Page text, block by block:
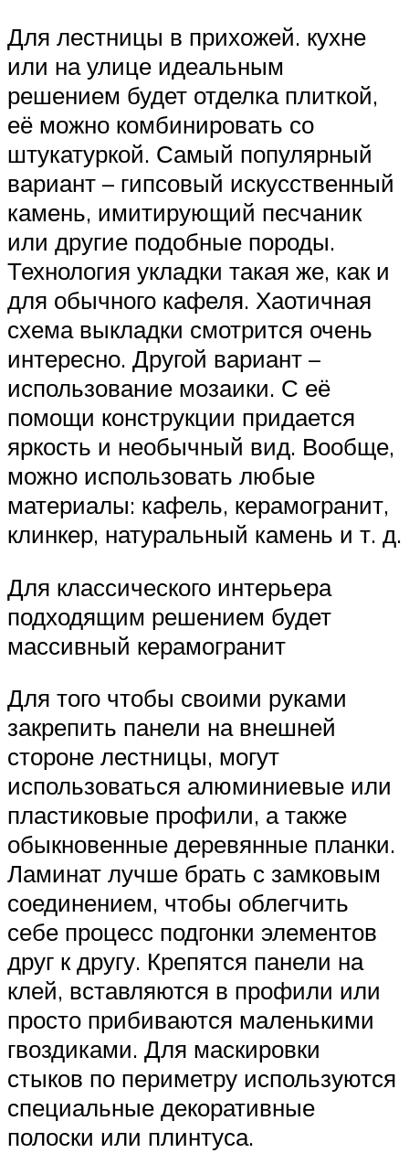
Для лестницы в прихожей. кухне
или на улице идеальным
решением будет отделка плиткой,
её можно комбинировать со
штукатуркой. Самый популярный
вариант – гипсовый искусственный
камень, имитирующий песчаник
или другие подобные породы.
Технология укладки такая же, как и
для обычного кафеля. Хаотичная
схема выкладки смотрится очень
интересно. Другой вариант –
использование мозаики. С её
помощи конструкции придается
яркость и необычный вид. Вообще,
можно использовать любые
материалы: кафель, керамогранит,
клинкер, натуральный камень и т. д.
Для классического интерьера
подходящим решением будет
массивный керамогранит
Для того чтобы своими руками
закрепить панели на внешней
стороне лестницы, могут
использоваться алюминиевые или
пластиковые профили, а также
обыкновенные деревянные планки.
Ламинат лучше брать с замковым
соединением, чтобы облегчить
себе процесс подгонки элементов
друг к другу. Крепятся панели на
клей, вставляются в профили или
просто прибиваются маленькими
гвоздиками. Для маскировки
стыков по периметру используются
специальные декоративные
полоски или плинтуса.